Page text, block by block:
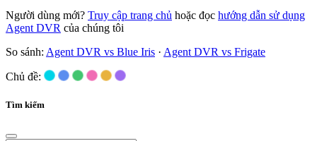
Người dùng mới? Truy cập trang chủ hoặc đọc hướng dẫn sử dụng
Agent DVR của chúng tôi
So sánh: Agent DVR vs Blue Iris · Agent DVR vs Frigate
Chủ đề:
Tìm kiếm